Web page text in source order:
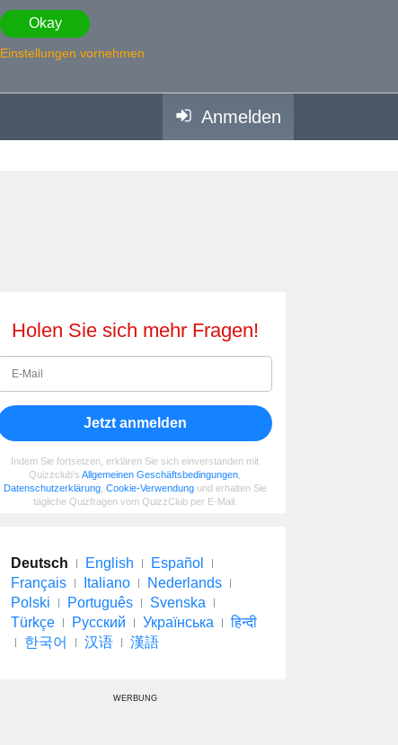
Okay
Einstellungen vornehmen
Anmelden
Holen Sie sich mehr Fragen!
Jetzt anmelden
Indem Sie fortsetzen, erklären Sie sich einverstanden mit
Quizzclub's Allgemeinen Geschäftsbedingungen
Datenschutzerklärung, Cookie-Verwendungund erhalten Sie
tägliche Quizfragen vom QuizzClub per E-Mail.
Deutsch English
Español
Français
Italiano
Nederlands
Polski
Português
Svenska
Türkçe
Русский Українська
हिन्दी
한국어
汉语 漢語
WERBUNG